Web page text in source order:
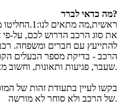
מה כדאי לברר?
את סוג הרכב הדרוש לכם, על-פי
להתייעץ עם חברים ומשפחה.
הרכב - בדיקת מספר הבעלים
שעבר, פגיעות ותאונות, וחשוב מאוד: זהות המוכר.
של הרכב ולא סוחר לא מורשה.